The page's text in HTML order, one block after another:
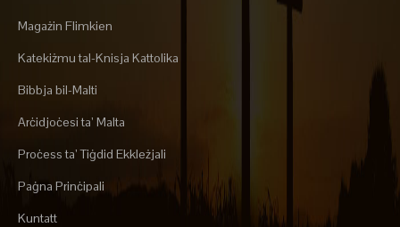
Magażin Flimkien
Katekiżmu tal-Knisja Kattolika
Bibbja bil-Malti
Arċidjoċesi ta’ Malta
Proċess ta’ Tiġdid Ekkleżjali
Paġna Prinċipali
Kuntatt